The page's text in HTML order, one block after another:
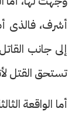
أشرف، فالذى
إلى جانب
تستحق القتل
أما الواقعة